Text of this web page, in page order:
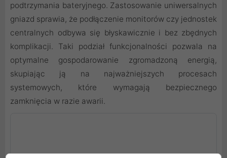
podtrzymania bateryjnego. Zastosowanie uniwersalnych
gniazd sprawia, że podłączenie monitorów czy jednostek
centralnych odbywa się błyskawicznie i bez zbędnych
komplikacji. Taki podział funkcjonalności pozwala na
optymalne gospodarowanie zgromadzoną energią,
skupiając ją na najważniejszych procesach
systemowych, które wymagają bezpiecznego
zamknięcia w razie awarii.